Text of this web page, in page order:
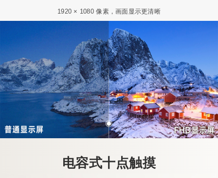
1920 × 1080 像素，画面显示更清晰
电容式十点触摸